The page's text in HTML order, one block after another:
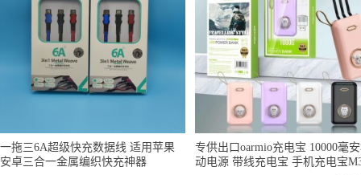
一拖三6A超级快充数据线 适用苹果
安卓三合一金属编织快充神器
专供出口oarmio充电宝 10000毫
动电源 带线充电宝 手机充电宝